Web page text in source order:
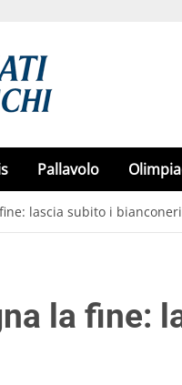
Pallavolo
lascia subito i bianconeri
la fine: